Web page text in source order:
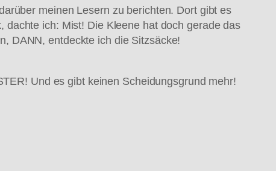
meinen Lesern zu berichten. Dort gibt es
dachte ich: Mist! Die Kleene hat doch gerade das
DANN, entdeckte ich die Sitzsäcke!
Und es gibt keinen Scheidungsgrund mehr!